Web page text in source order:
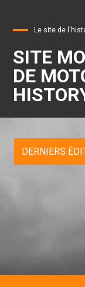
Le site de
SITE
DE
DERNIERS